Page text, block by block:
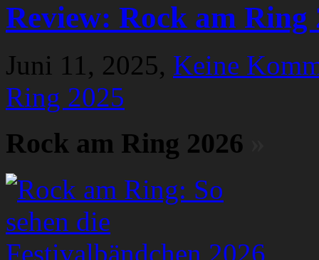
Review: Rock am Ring
Juni 11, 2025, Keine
Ring 2025
Rock am Ring 2026